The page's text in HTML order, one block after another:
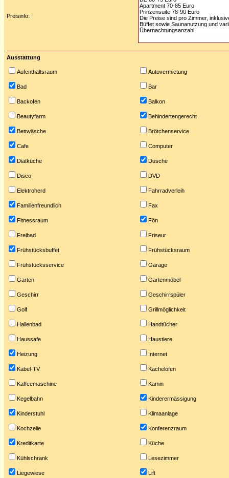
Preisinfo:
Ausstattung
Aufenthaltsraum Autovermietung
Bad Bar
Backofen Balkon
Beautyfarm Behindertengerecht
Bettwäsche Brötchenservice
Cafe Computer
Diätküche Dusche
Disco DVD
Elektroherd Fahrradverleih
Familienfreundlich Fax
Fitnessraum Fön
Freibad Friseur
Frühstücksbuffet Frühstücksraum
Frühstücksservice Garage
Garten Gartenmöbel
Geschirr Geschirrspüler
Golf Grillmöglichkeit
Hallenbad Handtücher
Haussafe Haustiere
Heizung Internet
Kabel-TV Kachelofen
Kaffeemaschine Kamin
Kegelbahn Kinderermässigung
Kinderstuhl Klimaanlage
Kochzeile Konferenzraum
Kreditkarte Küche
Kühlschrank Lesezimmer
Liegewiese Lift